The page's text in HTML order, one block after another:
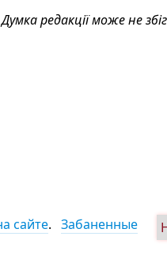
редакції може не
сайте. Забаненные